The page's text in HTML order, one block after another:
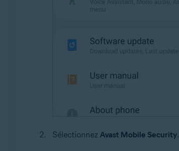
Sélectionnez Avast Mobile Security.